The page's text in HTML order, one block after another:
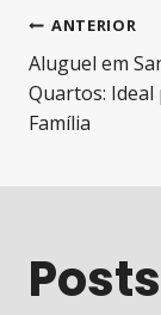
de
Post
ANTERIOR
Aluguel em
Quartos: Ideal
Família